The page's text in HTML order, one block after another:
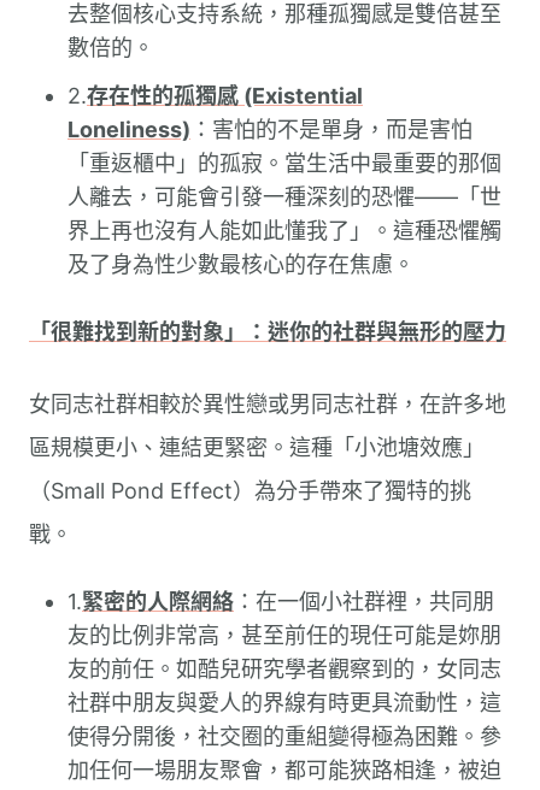
去整個核心支持系統，那種孤獨感是雙倍甚至
數倍的。
2.存在性的孤獨感 (Existential
Loneliness) ：害怕的不是單身，而是害怕
「重返櫃中」的孤寂。當生活中最重要的那個
人離去，可能會引發一種深刻的恐懼——「世
界上再也沒有人能如此懂我了」。這種恐懼觸
及了身為性少數最核心的存在焦慮。
「很難找到新的對象」：迷你的社群與無形的壓力
女同志社群相較於異性戀或男同志社群，在許多地
區規模更小、連結更緊密。這種「小池塘效應」
（Small Pond Effect）為分手帶來了獨特的挑
戰。
1.緊密的人際網絡 ：在一個小社群裡，共同朋
友的比例非常高，甚至前任的現任可能是妳朋
友的前任。如酷兒研究學者觀察到的，女同志
社群中朋友與愛人的界線有時更具流動性，這
使得分開後，社交圈的重組變得極為困難。參
加任何一場朋友聚會，都可能狹路相逢，被迫